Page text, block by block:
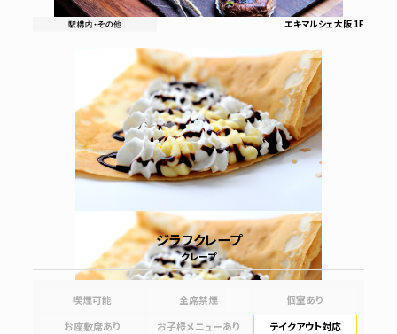
エキマルシェ大阪 1F
ジラフクレープ
クレープ
喫煙可能 全席禁煙
個室あり
お座敷席あり
お子様メニューあり テイクアウト対応